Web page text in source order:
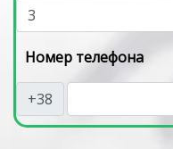
Номер телефона
+38